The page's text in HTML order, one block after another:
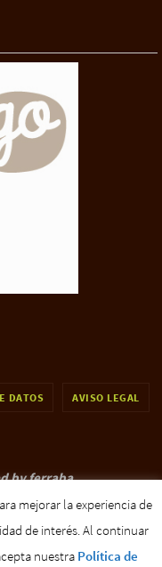
DATOS AVISO LEGAL
by ferraba
mejorar la experiencia de
de interés. Al continuar
nuestra Política de